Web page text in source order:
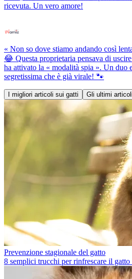
ricevuta. Un vero amore!
« Non so dove stiamo andando così
😂 Questa proprietaria pensava di
ha attivato la « modalità spia ». Un duo
segretissima che è già virale! 🐾
I migliori articoli sui gatti Gli ultimi
Prevenzione stagionale del gatto
8 semplici trucchi per rinfrescare il gatto